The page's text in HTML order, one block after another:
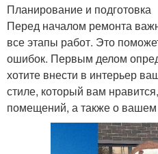
Планирование и подготовка
Перед началом ремонта
все этапы работ. Это
ошибок. Первым делом
хотите внести в интерьер
стиле, который вам
помещений, а также о